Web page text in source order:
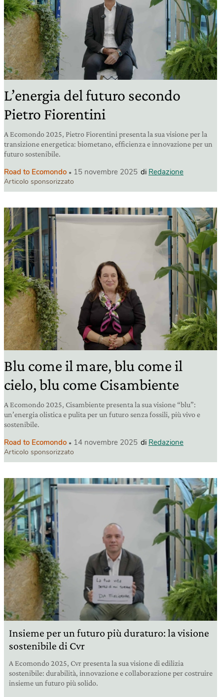
L’energia del futuro secondo
Pietro Fiorentini
A Ecomondo 2025, Pietro Fiorentini presenta la sua visione per la
transizione energetica: biometano, efficienza e innovazione per un
futuro sostenibile.
Road to Ecomondo 15 novembre 2025 di Redazione
Articolo sponsorizzato
Blu come il mare, blu come il
cielo, blu come Cisambiente
A Ecomondo 2025, Cisambiente presenta la sua visione “blu”:
un’energia olistica e pulita per un futuro senza fossili, più vivo e
sostenibile.
Road to Ecomondo 14 novembre 2025 di Redazione
Articolo sponsorizzato
Insieme per un futuro più duraturo: la visione
sostenibile di Cvr
A Ecomondo 2025, Cvr presenta la sua visione di edilizia
sostenibile: durabilità, innovazione e collaborazione per costruire
insieme un futuro più solido.